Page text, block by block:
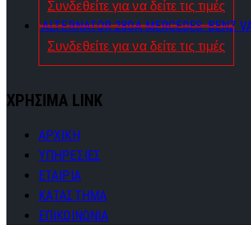
Συνδεθείτε για να δείτε τις τιμές
ALTERNATOR 280A MERCEDES-BENZ
Συνδεθείτε για να δείτε τις τιμές
ΧΡΗΣΙΜΑ LINK
ΑΡΧΙΚΗ
ΥΠΗΡΕΣΙΕΣ
ΕΤΑΙΡΙΑ
ΚΑΤΑΣΤΗΜΑ
ΕΠΙΚΟΙΝΩΝΙΑ